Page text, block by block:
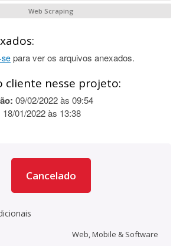
Web Scraping
para ver os arquivos anexados.
cliente nesse projeto:
09/02/2022 às 09:54
18/01/2022 às 13:38
Cancelado
Web, Mobile & Software